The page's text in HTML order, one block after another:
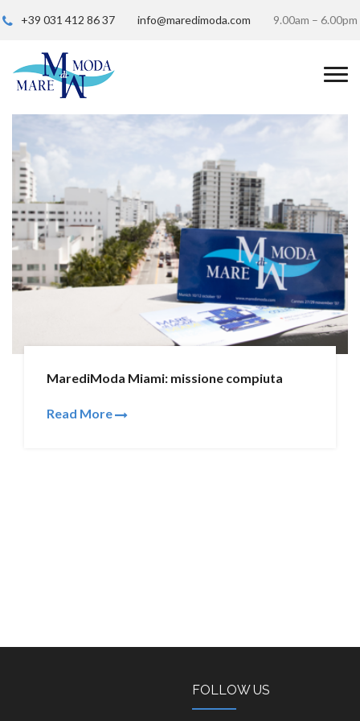
+39 031 412 86 37 info@maredimoda.com 9.00am – 6.00pm
MarediModa Miami: missione compiuta
Read More
FOLLOW US